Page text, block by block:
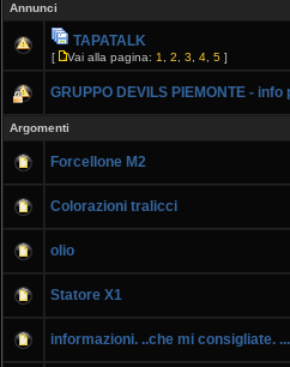
Annunci
TAPATALK
[ Vai alla pagina: 1 2 3 4 5 ]
GRUPPO DEVILS PIEMONTE -
Argomenti
Forcellone M2
Colorazioni tralicci
olio
Statore X1
informazioni. ..che mi consigliate.